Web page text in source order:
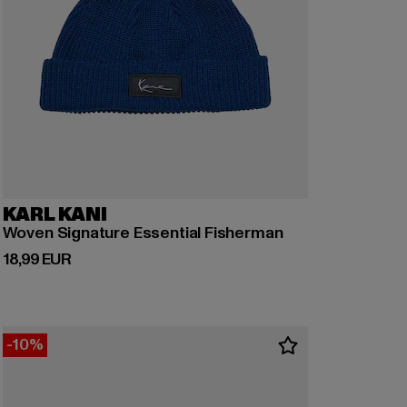
KARL KANI
Woven Signature Essential Fisherman
18,99 EUR
Derzeitiger Preis: 18,99 EUR
-10%